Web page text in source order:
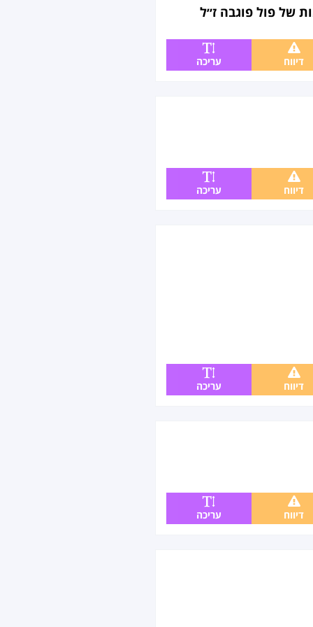
של פול פוגבה ז״ל
דיווח עריכה
דיווח עריכה
דיווח עריכה
דיווח עריכה